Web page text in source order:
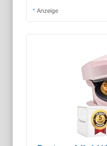
* Anzeige